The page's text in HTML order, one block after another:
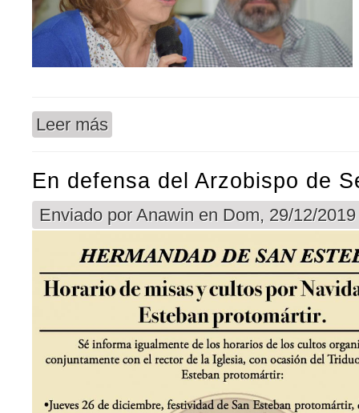
Leer más
En defensa del Arzobispo de
Enviado porAnawin en Dom, 29/12/